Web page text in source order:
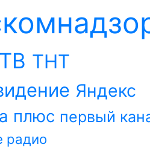
ТВ ТНТ
Яндекс
плюс первый
радио